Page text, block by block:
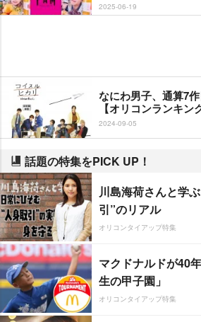
2025-06-19
なにわ男子、通算7
【オリコンランキン
2024-09-05
話題の特集をPICK UP！
川島海荷さんと学
引”のリアル
オリコンタイアップ特集
マクドナルドが40
生の甲子園」
オリコンタイアップ特集